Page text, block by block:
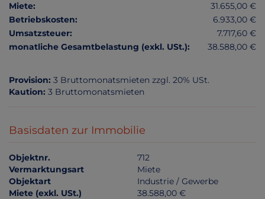
Miete:
31.655,00 €
Betriebskosten:
6.933,00 €
Umsatzsteuer:
7.717,60 €
monatliche Gesamtbelastung (exkl. USt.):
38.588,00 €
Provision: 3 Bruttomonatsmieten zzgl. 20% USt.
Kaution: 3 Bruttomonatsmieten
Basisdaten zur Immobilie
Objektnr.
712
Vermarktungsart
Miete
Objektart
Industrie / Gewerbe
Miete (exkl. USt.)
38.588,00 €